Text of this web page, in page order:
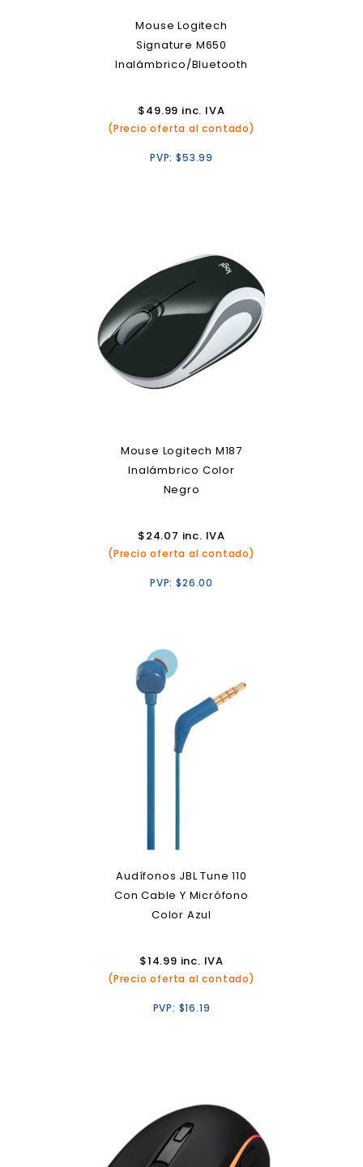
Mouse Logitech
Signature M650
Inalámbrico/Bluetooth
$49.99 inc. IVA
(Precio oferta al contado)
PVP:$53.99
Mouse Logitech M187
Inalámbrico Color
Negro
$24.07 inc. IVA
(Precio oferta al contado)
PVP:$26.00
Audífonos JBL Tune 110
Con Cable Y Micrófono
Color Azul
$14.99 inc. IVA
(Precio oferta al contado)
PVP: $16.19